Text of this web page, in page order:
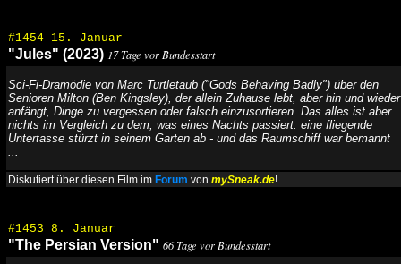
#1454 15. Januar
"Jules" (2023) 17 Tage vor Bundesstart
Sci-Fi-Dramödie von Marc Turtletaub ("Gods Behaving Badly") über den
Senioren Milton (Ben Kingsley), der allein Zuhause lebt, aber hin und wieder
anfängt, Dinge zu vergessen oder falsch einzusortieren. Das alles ist aber
nichts im Vergleich zu dem, was eines Nachts passiert: eine fliegende
Untertasse stürzt in seinem Garten ab - und das Raumschiff war bemannt
...
Diskutiert über diesen Film im Forum von mySneak.de!
#1453 8. Januar
"The Persian Version" 66 Tage vor Bundesstart